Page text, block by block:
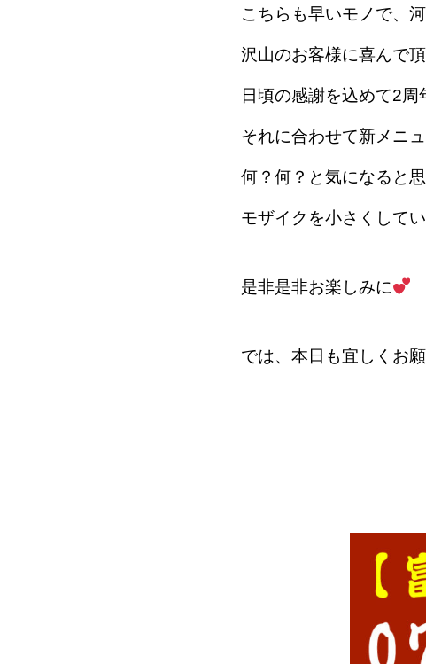
こちらも早いモノで、
沢山のお客様に喜んで
日頃の感謝を込めて2
それに合わせて新メニ
何？何？と気になると
モザイクを小さくして
是非是非お楽しみに
では、本日も宜しくお